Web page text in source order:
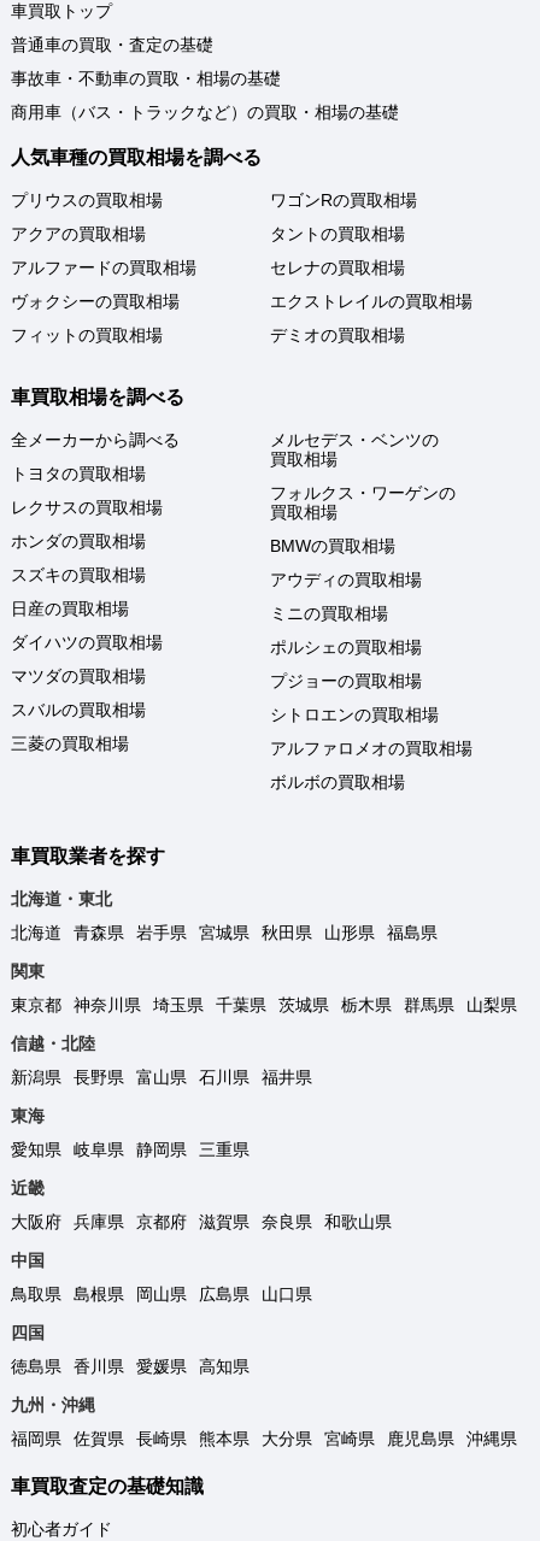
車買取トップ
普通車の買取・査定の基礎
事故車・不動車の買取・相場の基礎
商用車（バス・トラックなど）の買取・相場の基礎
人気車種の買取相場を調べる
プリウスの買取相場
アクアの買取相場
アルファードの買取相場
ヴォクシーの買取相場
フィットの買取相場
ワゴンRの買取相場
タントの買取相場
セレナの買取相場
エクストレイルの買取相場
デミオの買取相場
車買取相場を調べる
全メーカーから調べる
トヨタの買取相場
レクサスの買取相場
ホンダの買取相場
スズキの買取相場
日産の買取相場
ダイハツの買取相場
マツダの買取相場
スバルの買取相場
三菱の買取相場
メルセデス・ベンツの
買取相場
フォルクス・ワーゲンの
買取相場
BMWの買取相場
アウディの買取相場
ミニの買取相場
ポルシェの買取相場
プジョーの買取相場
シトロエンの買取相場
アルファロメオの買取相場
ボルボの買取相場
車買取業者を探す
北海道・東北
北海道
青森県 岩手県 宮城県 秋田県 山形県
福島県
関東
東京都
神奈川県 埼玉県 千葉県 茨城県 栃木県 群馬県
山梨県
信越・北陸
新潟県
長野県 富山県 石川県
福井県
東海
愛知県
岐阜県 静岡県
三重県
近畿
大阪府
兵庫県 京都府 滋賀県 奈良県
和歌山県
中国
鳥取県
島根県 岡山県 広島県
山口県
四国
徳島県
香川県 愛媛県
高知県
九州・沖縄
福岡県
佐賀県 長崎県 熊本県 大分県 宮崎県 鹿児島県 沖縄県
車買取査定の基礎知識
初心者ガイド